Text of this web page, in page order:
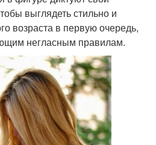
выглядеть стильно и
возраста в первую очередь,
негласным правилам.